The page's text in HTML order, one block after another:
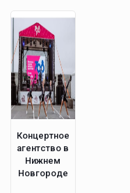
Концертное
агентство в
Нижнем
Новгороде